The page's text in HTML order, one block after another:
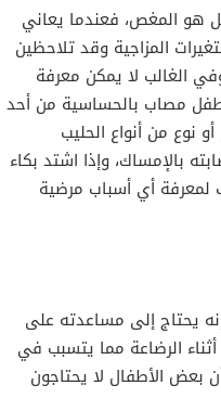
هو المغص، فعندما يعاني
المزاجية وقد تلاحظين
الغالب لا يمكن معرفة
مصاب بالحساسية من أحد
نوع من أنواع الحليب
بالإمساك، وإذا اشتد بكاء
لمعرفة أي أسباب مرضية
يحتاج إلى مساعدته على
الرضاعة مما يتسبب في
بعض الأطفال لا يحتاجون